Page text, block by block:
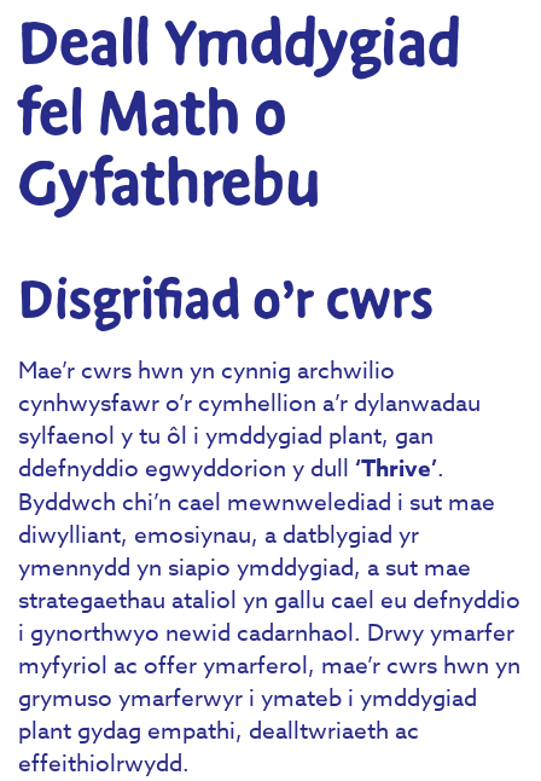
Deall Ymddygiad
fel Math o
Gyfathrebu
Disgrifiad o’r cwrs
Mae’r cwrs hwn yn cynnig archwilio
cynhwysfawr o’r cymhellion a’r dylanwadau
sylfaenol y tu ôl i ymddygiad plant, gan
ddefnyddio egwyddorion y dull ‘Thrive’.
Byddwch chi’n cael mewnwelediad i sut mae
diwylliant, emosiynau, a datblygiad yr
ymennydd yn siapio ymddygiad, a sut mae
strategaethau ataliol yn gallu cael eu defnyddio
i gynorthwyo newid cadarnhaol. Drwy ymarfer
myfyriol ac offer ymarferol, mae’r cwrs hwn yn
grymuso ymarferwyr i ymateb i ymddygiad
plant gydag empathi, dealltwriaeth ac
effeithiolrwydd.